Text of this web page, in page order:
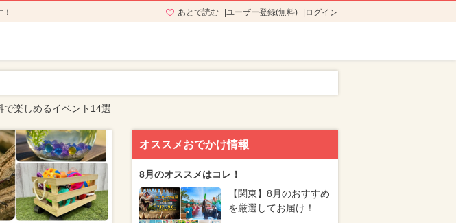
あとで読む ユーザー登録(無料) ログイン
で楽しめるイベント14選
オススメおでかけ情報
8月のオススメはコレ！
【関東】8月のおすすめ
を厳選してお届け！